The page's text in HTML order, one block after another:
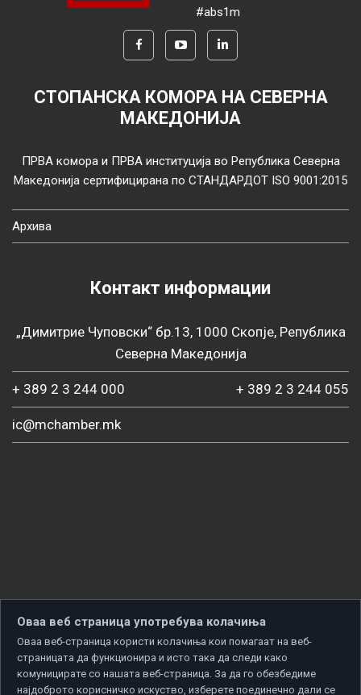
#abs1m
СТОПАНСКА КОМОРА НА СЕВЕРНА
МАКЕДОНИЈА
ПРВА комора и ПРВА институција во Република Северна
Македонија сертифицирана по СТАНДАРДОТ ISO 9001:2015
Архива
Контакт информации
„Димитрие Чуповски“ бр.13, 1000 Скопје, Република
Северна Македонија
+ 389 2 3 244 000 + 389 2 3 244 055
ic@mchamber.mk
Оваа веб страница употребува колачиња
Оваа веб-страница користи колачиња кои помагаат на веб-
страницата да функционира и исто така да следи како
комуницирате со нашата веб-страница. За да го обезбедиме
најдоброто корисничко искуство, изберете поединечно дали се